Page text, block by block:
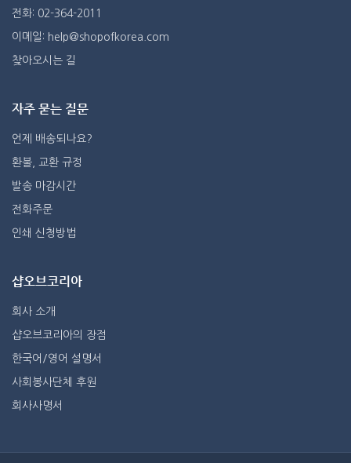
전화: 02-364-2011
이메일: help@shopofkorea.com
찾아오시는 길
자주 묻는 질문
언제 배송되나요?
환불, 교환 규정
발송 마감시간
전화주문
인쇄 신청방법
샵오브코리아
회사 소개
샵오브코리아의 장점
한국어/영어 설명서
사회봉사단체 후원
회사사명서